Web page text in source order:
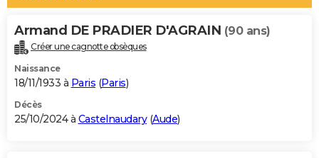
Alimentation
Guide de la santé
Maladies
Médicaments
Sommeil
+
Destinations
City break
Voyage nature
Voyage de noces
Forum
Climat
+PHOTO
GUIDES D'ACHAT
BONS PLANS
CARTE DE VOEUX
Armand DE PRADIER D'AGRAIN (90 ans)
Créer une cagnotte obsèques
Naissance
18/11/1933 à Paris (Paris)
Décès
25/10/2024 à Castelnaudary(Aude)